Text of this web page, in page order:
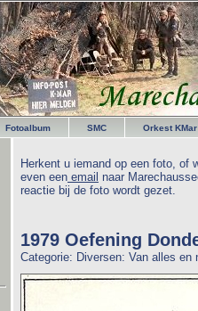
Fotoalbum SMC Orkest KMar
Herkent u iemand op een foto, of
even een email naar
reactie bij de foto wordt gezet.
1979 Oefening
Categorie: Diversen: Van alles en